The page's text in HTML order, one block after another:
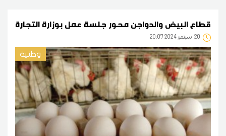
قطاع البيض والدواجن محور جلسة عمل بوزارة التجارة
20 20:07 2024 سبتمبر
وطنية